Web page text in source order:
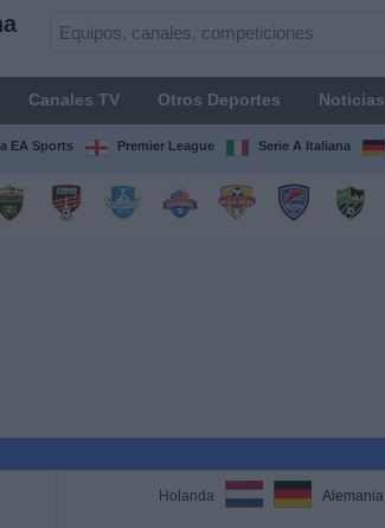
Canales TV Otros Deportes Noticias
EA Sports Premier League Serie A Italiana
Holanda Alemania